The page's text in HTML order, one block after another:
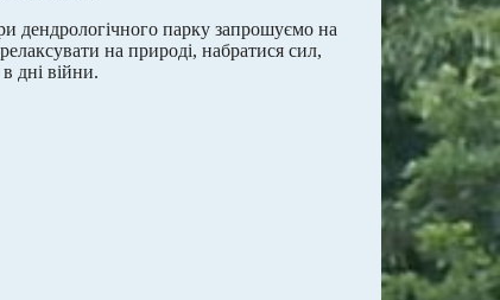
дендрологічного парку запрошуємо на
на природі, набратися сил,
дні війни.